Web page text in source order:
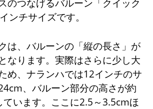
のつなげるバルーン「クイック
ンチサイズです。
は、バルーンの「縦の長さ」が
なります。実際はさらに少し大
め、ナランハでは12インチのサ
、バルーン部分の高さが約
います。ここに2.5～3.5cmほ